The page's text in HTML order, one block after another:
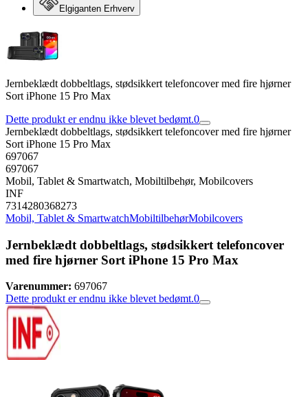
Elgiganten Erhverv
Jernbeklædt dobbeltlags, stødsikkert telefoncover med fire hjørner
Sort iPhone 15 Pro Max
Dette produkt er endnu ikke blevet bedømt.0
Jernbeklædt dobbeltlags, stødsikkert telefoncover med fire hjørner
Sort iPhone 15 Pro Max
697067
697067
Mobil, Tablet & Smartwatch, Mobiltilbehør, Mobilcovers
INF
7314280368273
Mobil, Tablet & SmartwatchMobiltilbehørMobilcovers
Jernbeklædt dobbeltlags, stødsikkert telefoncover
med fire hjørner Sort iPhone 15 Pro Max
Varenummer: 697067
Dette produkt er endnu ikke blevet bedømt.0